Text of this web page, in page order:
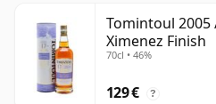
Tomintoul 2005
Ximenez Finish
70cl • 46%
129 € ?